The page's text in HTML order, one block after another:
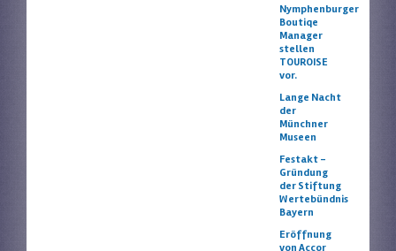
Nymphenburger
Boutiqe
Manager
stellen
TOUROISE
vor.
Lange Nacht
der
Münchner
Museen
Festakt –
Gründung
der Stiftung
Wertebündnis
Bayern
Eröffnung
von Accor